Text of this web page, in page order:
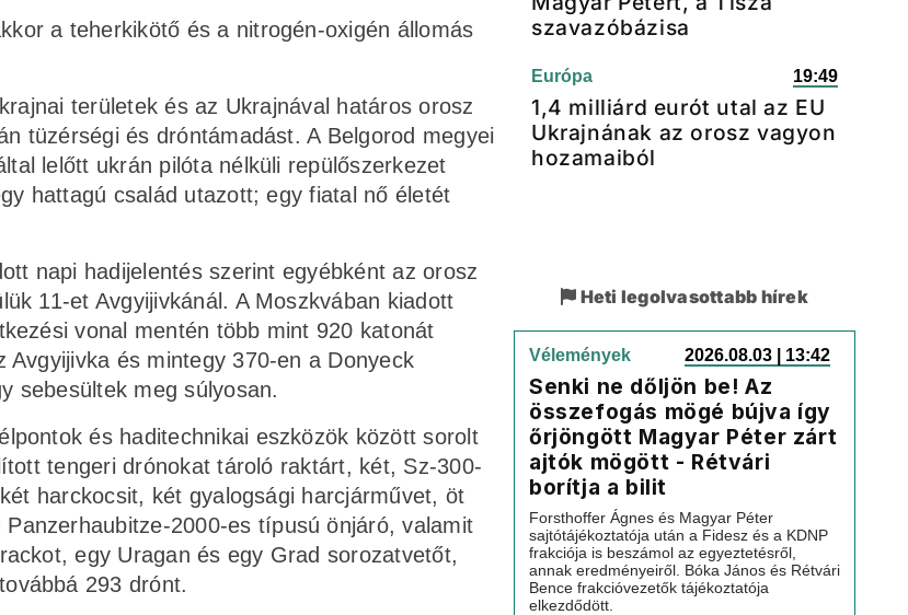
a teherkikötő és a nitrogén-oxigén állomás
területek és az Ukrajnával határos orosz
tüzérségi és dróntámadást. A Belgorod megyei
lelőtt ukrán pilóta nélküli repülőszerkezet
hattagú család utazott; egy fiatal nő életét
napi hadijelentés szerint egyébként az orosz
11-et Avgyijivkánál. A Moszkvában kiadott
vonal mentén több mint 920 katonát
és mintegy 370-en a Donyeck
sebesültek meg súlyosan.
és haditechnikai eszközök között sorolt
tengeri drónokat tároló raktárt, két, Sz-300-
harckocsit, két gyalogsági harcjárművet, öt
2000-es típusú önjáró, valamit
egy Uragan és egy Grad sorozatvetőt,
293 drónt.
szavazóbázisa
Európa 19:49
1,4 milliárd eurót utal az EU
Ukrajnának az orosz vagyon
hozamaiból
Heti legolvasottabb hírek
Vélemények 2026.08.03 | 13:42
Senki ne dőljön be! Az
összefogás mögé bújva így
őrjöngött Magyar Péter zárt
ajtók mögött - Rétvári
borítja a bilit
Forsthoffer Ágnes és Magyar Péter
sajtótájékoztatója után a Fidesz és a KDNP
frakciója is beszámol az egyeztetésről,
annak eredményeiről. Bóka János és Rétvári
Bence frakcióvezetők tájékoztatója
elkezdődött.